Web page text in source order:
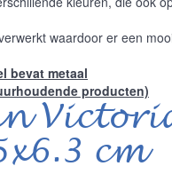
waardoor er een
bevat metaal
producten)
cm